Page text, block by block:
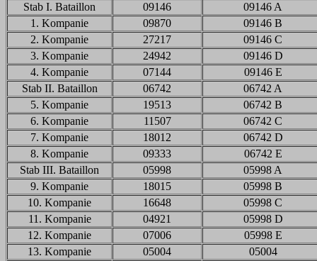
Stab I. Bataillon
09146
09146 A
1. Kompanie
09870
09146 B
2. Kompanie
27217
09146 C
3. Kompanie
24942
09146 D
4. Kompanie
07144
09146 E
Stab II. Bataillon
06742
06742 A
5. Kompanie
19513
06742 B
6. Kompanie
11507
06742 C
7. Kompanie
18012
06742 D
8. Kompanie
09333
06742 E
Stab III. Bataillon
05998
05998 A
9. Kompanie
18015
05998 B
10. Kompanie
16648
05998 C
11. Kompanie
04921
05998 D
12. Kompanie
07006
05998 E
13. Kompanie
05004
05004